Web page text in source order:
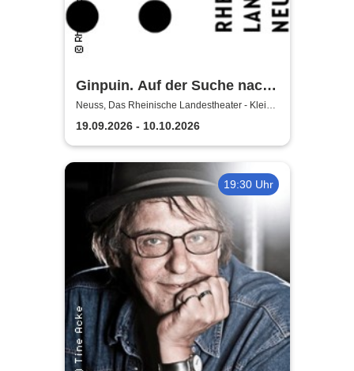
Ginpuin. Auf der Suche nach
dem großen Glück - Das
Rheinische Landestheater
Neuss
Neuss, Das Rheinische Landestheater - Kleine
Bühne
19.09.2026 - 10.10.2026
19:30 Uhr